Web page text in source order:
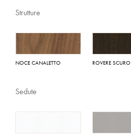
Strutture
NOCE CANALETTO ROVERE SCURO
Sedute